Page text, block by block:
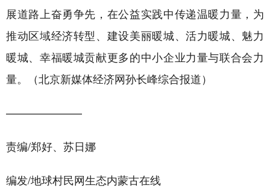
展道路上奋勇争先，在公益实践中传递温暖力量，为
推动区域经济转型、建设美丽暖城、活力暖城、魅力
暖城、幸福暖城贡献更多的中小企业力量与联合会力
量。（北京新媒体经济网孙长峰综合报道）
———————
责编/郑好、苏日娜
编发/地球村民网生态内蒙古在线